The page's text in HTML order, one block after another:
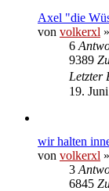
Axel "die
von volkerxl »
6
9389
Letzter
19.
wir halten
von volkerxl »
3
6845